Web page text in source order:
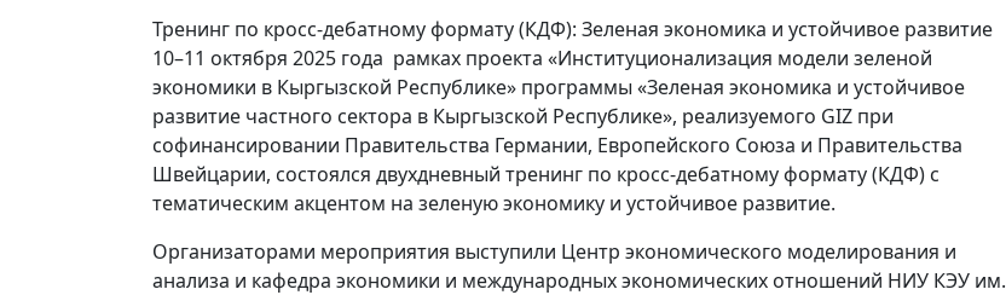
Тренинг по кросс-дебатному формату (КДФ): Зеленая экономика и устойчивое развитие
10–11 октября 2025 года рамках проекта «Институционализация модели зеленой
экономики в Кыргызской Республике» программы «Зеленая экономика и устойчивое
развитие частного сектора в Кыргызской Республике», реализуемого GIZ при
софинансировании Правительства Германии, Европейского Союза и Правительства
Швейцарии, состоялся двухдневный тренинг по кросс-дебатному формату (КДФ) с
тематическим акцентом на зеленую экономику и устойчивое развитие.
Организаторами мероприятия выступили Центр экономического моделирования и
анализа и кафедра экономики и международных экономических отношений НИУ КЭУ им.